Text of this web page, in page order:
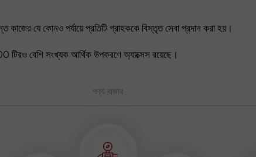
যে কোনও পর্যায়ে প্রতিটি গ্রাহককে বিস্তৃত সেবা প্রদান করা হয়।
টিরও বেশি সংখ্যক আর্থিক উপকরণে অ্যাক্সেস রয়েছে।
পণ্য বাজার